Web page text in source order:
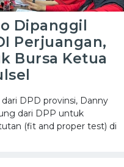
Dipanggil
Perjuangan,
Bursa Ketua
DPD provinsi, Danny
dari DPP untuk
(fit and proper test) di